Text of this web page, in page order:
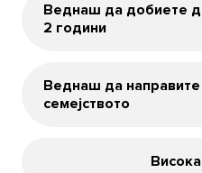
Веднаш да добиете
2 години
Веднаш да
семејството